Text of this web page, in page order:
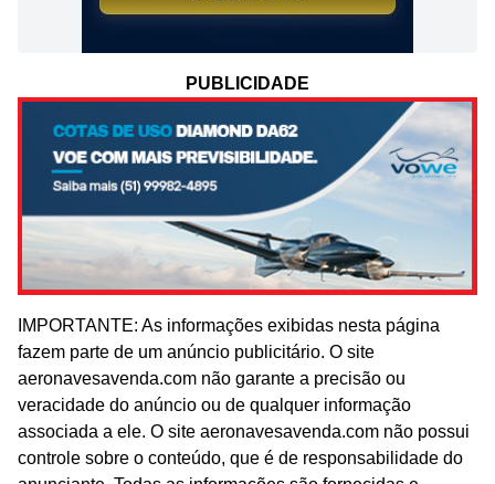
PUBLICIDADE
IMPORTANTE: As informações exibidas nesta página
fazem parte de um anúncio publicitário. O site
aeronavesavenda.com não garante a precisão ou
veracidade do anúncio ou de qualquer informação
associada a ele. O site aeronavesavenda.com não possui
controle sobre o conteúdo, que é de responsabilidade do